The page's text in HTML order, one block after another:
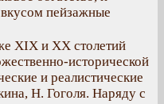
пейзажные
XIX и XX столетий
исторической
и реалистические
Н. Гоголя. Наряду с